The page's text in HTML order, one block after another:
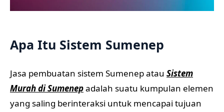
Apa Itu Sistem Sumenep
Jasa pembuatan sistem Sumenep atau Sistem
Murah di Sumenepadalah suatu kumpulan elemen
yang saling berinteraksi untuk mencapai tujuan